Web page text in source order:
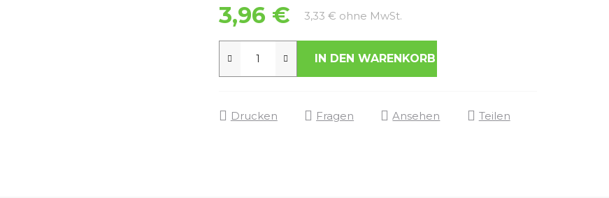
3,96 € 3,33 € ohne MwSt.
IN DEN WARENKORB
Drucken Fragen Ansehen Teilen